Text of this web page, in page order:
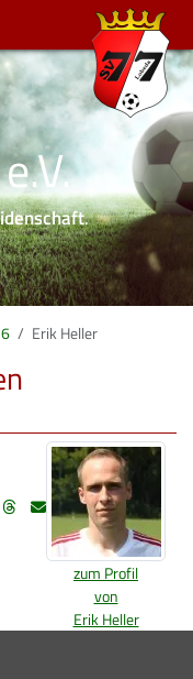
.
Erik Heller
zum Profil
von
Erik Heller